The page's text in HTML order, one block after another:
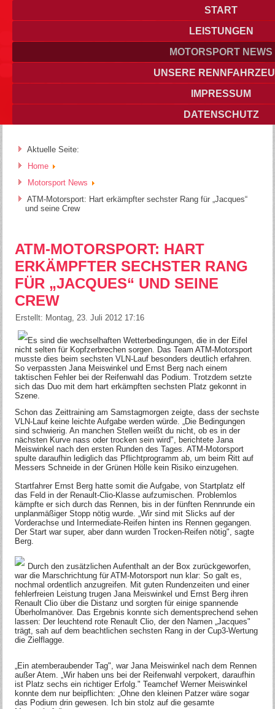
START
LEISTUNGEN
MOTORSPORT NEWS
UNSERE
IMPRESSUM
DATENSCHUTZ
Aktuelle Seite:
Home
Motorsport News
ATM-Motorsport: Hart erkämpfter sechster Rang für „Jacques“
und seine Crew
ATM-MOTORSPORT: HART
ERKÄMPFTER SECHSTER RANG
FÜR „JACQUES“ UND SEINE
CREW
Erstellt: Montag, 23. Juli 2012 17:16
Es sind die wechselhaften Wetterbedingungen, die in der Eifel
nicht selten für Kopfzerbrechen sorgen. Das Team ATM-Motorsport
musste dies beim sechsten VLN-Lauf besonders deutlich erfahren.
So verpassten Jana Meiswinkel und Ernst Berg nach einem
taktischen Fehler bei der Reifenwahl das Podium. Trotzdem setzte
sich das Duo mit dem hart erkämpften sechsten Platz gekonnt in
Szene.
Schon das Zeittraining am Samstagmorgen zeigte, dass der sechste
VLN-Lauf keine leichte Aufgabe werden würde. „Die Bedingungen
sind schwierig. An manchen Stellen weißt du nicht, ob es in der
nächsten Kurve nass oder trocken sein wird", berichtete Jana
Meiswinkel nach den ersten Runden des Tages. ATM-Motorsport
spulte daraufhin lediglich das Pflichtprogramm ab, um beim Ritt auf
Messers Schneide in der Grünen Hölle kein Risiko einzugehen.
Startfahrer Ernst Berg hatte somit die Aufgabe, von Startplatz elf
das Feld in der Renault-Clio-Klasse aufzumischen. Problemlos
kämpfte er sich durch das Rennen, bis in der fünften Rennrunde ein
unplanmäßiger Stopp nötig wurde. „Wir sind mit Slicks auf der
Vorderachse und Intermediate-Reifen hinten ins Rennen gegangen.
Der Start war super, aber dann wurden Trocken-Reifen nötig", sagte
Berg.
Durch den zusätzlichen Aufenthalt an der Box zurückgeworfen,
war die Marschrichtung für ATM-Motorsport nun klar: So galt es,
nochmal ordentlich anzugreifen. Mit guten Rundenzeiten und einer
fehlerfreien Leistung trugen Jana Meiswinkel und Ernst Berg ihren
Renault Clio über die Distanz und sorgten für einige spannende
Überholmanöver. Das Ergebnis konnte sich dementsprechend sehen
lassen: Der leuchtend rote Renault Clio, der den Namen „Jacques"
trägt, sah auf dem beachtlichen sechsten Rang in der Cup3-Wertung
die Zielflagge.
„Ein atemberaubender Tag", war Jana Meiswinkel nach dem Rennen
außer Atem. „Wir haben uns bei der Reifenwahl verpokert, daraufhin
ist Platz sechs ein richtiger Erfolg." Teamchef Werner Meiswinkel
konnte dem nur beipflichten: „Ohne den kleinen Patzer wäre sogar
das Podium drin gewesen. Ich bin stolz auf die gesamte